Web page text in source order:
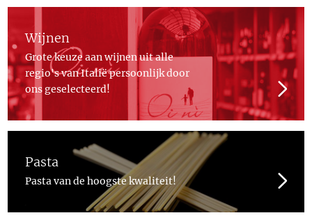
Wijnen
Grote keuze aan wijnen uit alle
regio's van Italië persoonlijk door
ons geselecteerd!
Pasta
Pasta van de hoogste kwaliteit!